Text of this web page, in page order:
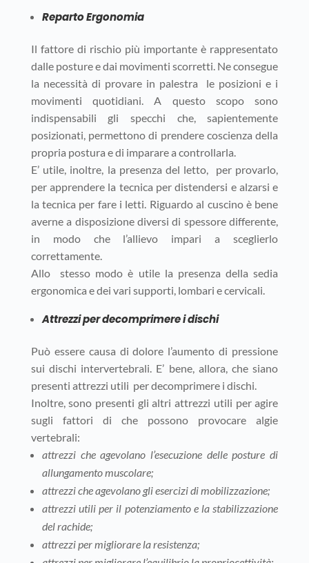
Reparto Ergonomia
Il fattore di rischio più importante è rappresentato
dalle posture e dai movimenti scorretti. Ne consegue
la necessità di provare in palestra le posizioni e i
movimenti quotidiani. A questo scopo sono
indispensabili gli specchi che, sapientemente
posizionati, permettono di prendere coscienza della
propria postura e di imparare a controllarla.
E’ utile, inoltre, la presenza del letto, per provarlo,
per apprendere la tecnica per distendersi e alzarsi e
la tecnica per fare i letti. Riguardo al cuscino è bene
averne a disposizione diversi di spessore differente,
in modo che l’allievo impari a sceglierlo
correttamente.
Allo stesso modo è utile la presenza della sedia
ergonomica e dei vari supporti, lombari e cervicali.
Attrezzi per decomprimere i dischi
Può essere causa di dolore l’aumento di pressione
sui dischi intervertebrali. E’ bene, allora, che siano
presenti attrezzi utili per decomprimere i dischi.
Inoltre, sono presenti gli altri attrezzi utili per agire
sugli fattori di che possono provocare algie
vertebrali:
attrezzi che agevolano l’esecuzione delle posture di
allungamento muscolare;
attrezzi che agevolano gli esercizi di mobilizzazione;
attrezzi utili per il potenziamento e la stabilizzazione
del rachide;
attrezzi per migliorare la resistenza;